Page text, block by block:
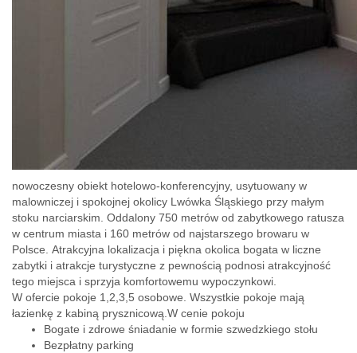
nowoczesny obiekt hotelowo-konferencyjny, usytuowany w
malowniczej i spokojnej okolicy Lwówka Śląskiego przy małym
stoku narciarskim. Oddalony 750 metrów od zabytkowego ratusza
w centrum miasta i 160 metrów od najstarszego browaru w
Polsce. Atrakcyjna lokalizacja i piękna okolica bogata w liczne
zabytki i atrakcje turystyczne z pewnością podnosi atrakcyjność
tego miejsca i sprzyja komfortowemu wypoczynkowi.
W ofercie pokoje 1,2,3,5 osobowe. Wszystkie pokoje mają
łazienkę z kabiną prysznicową.W cenie pokoju
Bogate i zdrowe śniadanie w formie szwedzkiego stołu
Bezpłatny parking